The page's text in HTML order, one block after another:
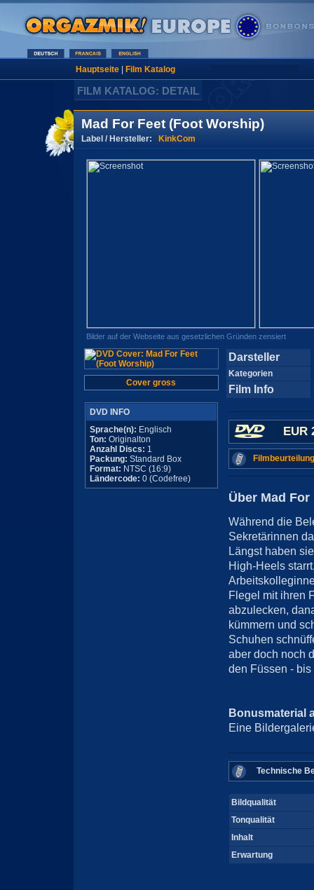
Hauptseite| Film Katalog
FILM KATALOG: DETAIL
Mad For Feet (Foot Worship)
Label / Hersteller: KinkCom
Bilder auf der Webseite aus gesetzlichen Gründen zensiert
Cover gross
DVD INFO
Sprache(n): Englisch
Ton: Originalton
Anzahl Discs: 1
Packung: Standard Box
Format: NTSC (16:9)
Ländercode: 0 (Codefree)
Darsteller
Kategorien
Film Info
EUR
Über Mad
Während die
Sekretärinnen
Längst haben
High-Heels
Flegel mit ihren
abzulecken,
kümmern und
Schuhen
aber doch noch
den Füssen -
Bonusmaterial
Eine
Technische
Bildqualität
Tonqualität
Inhalt
Erwartung